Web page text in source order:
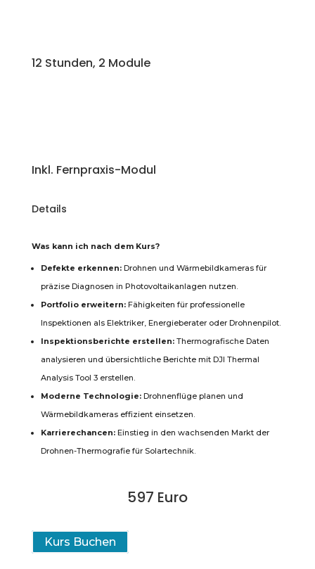
12 Stunden, 2 Module
Inkl. Fernpraxis-Modul
Details
Was kann ich nach dem Kurs?
Defekte erkennen:Drohnen und Wärmebildkameras für
präzise Diagnosen in Photovoltaikanlagen nutzen.
Portfolio erweitern:Fähigkeiten für professionelle
Inspektionen als Elektriker, Energieberater oder Drohnenpilot.
Inspektionsberichte erstellen:Thermografische Daten
analysieren und übersichtliche Berichte mit DJI Thermal
Analysis Tool 3 erstellen.
Moderne Technologie:Drohnenflüge planen und
Wärmebildkameras effizient einsetzen.
Karrierechancen:Einstieg in den wachsenden Markt der
Drohnen-Thermografie für Solartechnik.
597 Euro
Kurs Buchen